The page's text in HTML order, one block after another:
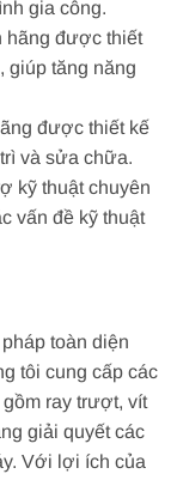
gia công.
hãng được thiết
giúp tăng năng
được thiết kế
và sửa chữa.
kỹ thuật chuyên
vấn đề kỹ thuật
toàn diện
tôi cung cấp các
ray trượt, vít
giải quyết các
Với lợi ích của